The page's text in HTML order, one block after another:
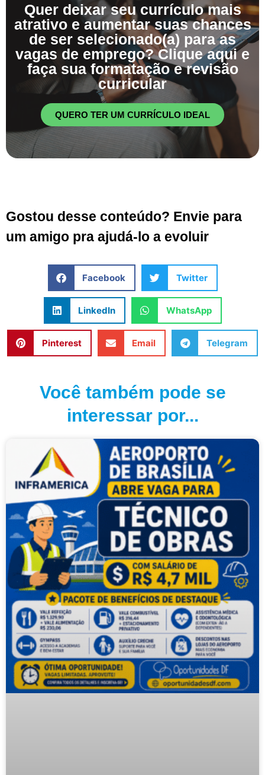
Quer deixar seu currículo mais
atrativo e aumentar suas chances
de ser selecionado(a) para as
vagas de emprego? Clique aqui e
faça sua formatação e revisão
curricular
QUERO TER UM CURRÍCULO IDEAL
Gostou desse conteúdo? Envie para
um amigo pra ajudá-lo a evoluir
Facebook Twitter
LinkedIn WhatsApp
Pinterest Email Telegram
Você também pode se
interessar por...